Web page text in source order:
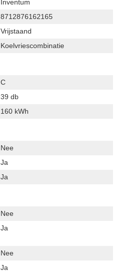
Inventum
8712876162165
Vrijstaand
Koelvriescombinatie
C
39 db
160 kWh
Nee
Ja
Ja
Nee
Ja
Nee
Ja